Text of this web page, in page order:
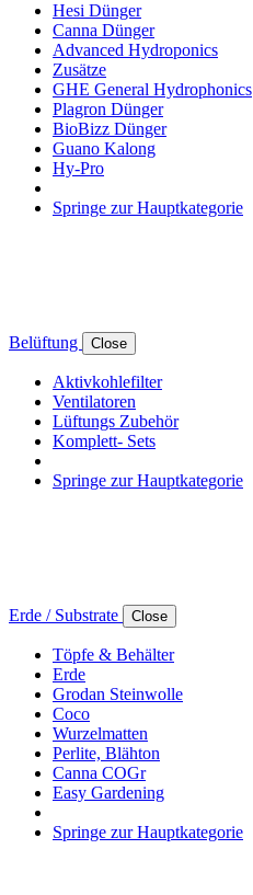
Hesi Dünger
Canna Dünger
Advanced Hydroponics
Zusätze
GHE General Hydrophonics
Plagron Dünger
BioBizz Dünger
Guano Kalong
Hy-Pro
Springe zur Hauptkategorie
Belüftung Close
Aktivkohlefilter
Ventilatoren
Lüftungs Zubehör
Komplett- Sets
Springe zur Hauptkategorie
Erde / Substrate Close
Töpfe & Behälter
Erde
Grodan Steinwolle
Coco
Wurzelmatten
Perlite, Blähton
Canna COGr
Easy Gardening
Springe zur Hauptkategorie